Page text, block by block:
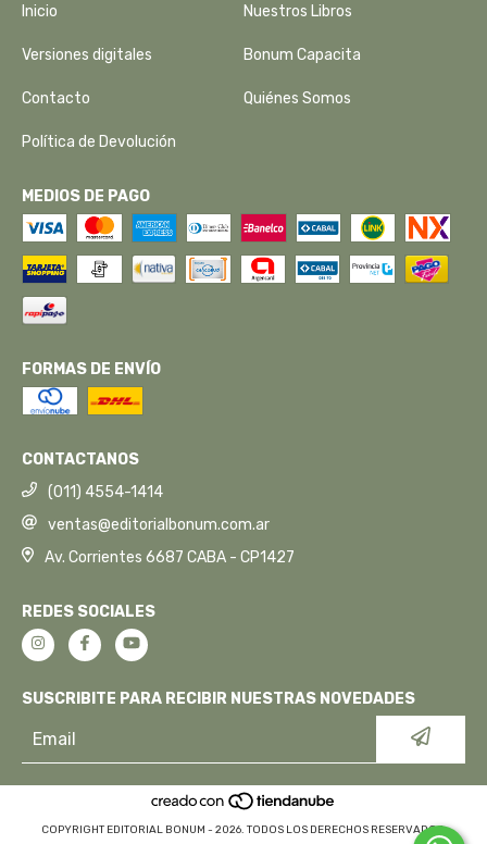
Inicio Nuestros Libros
Versiones digitales Bonum Capacita
Contacto Quiénes Somos
Política de Devolución
MEDIOS DE PAGO
FORMAS DE ENVÍO
CONTACTANOS
(011) 4554-1414
ventas@editorialbonum.com.ar
Av. Corrientes 6687 CABA - CP1427
REDES SOCIALES
SUSCRIBITE PARA RECIBIR NUESTRAS NOVEDADES
COPYRIGHT EDITORIAL BONUM - 2026. TODOS LOS DERECHOS RESERVADOS.